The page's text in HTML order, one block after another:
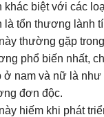
khác biệt với các
là tổn thương lành
thường gặp
phổ biến nhất,
ở nam và nữ là như
đơn độc.
hiếm khi phát